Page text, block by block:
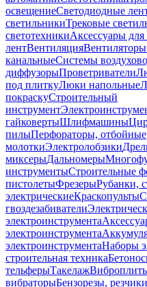
освещениеСветодиодные
светильникиТрековые
светотехникиАксессуары
лентВентиляция
канальныеСистемы
диффузорыПроветриватели
под плиткуЛюки напольные
покраскуСтроительный
инструмент
гайковертыШлифмашины
пилыПерфораторы, отбойные
молоткиЭлектролобзики
миксерыДальномеры
инструментыСтроительные
пистолетыФрезерыРубанки,
электрическиеКраскопульты
гвоздезабиватели
электроинструмента
электроинструмента
электроинструментаНаборы
строительная техника
тельферыТакелаж
вибраторыБензорезы,